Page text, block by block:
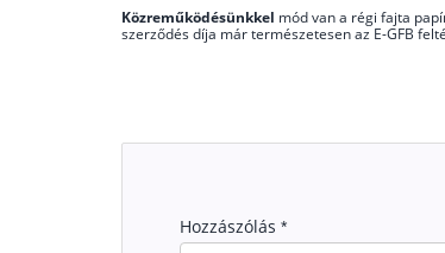
Közreműködésünkkel mód van a régi fajta
szerződés díja már természetesen az E-GFB
Hozzászólás *